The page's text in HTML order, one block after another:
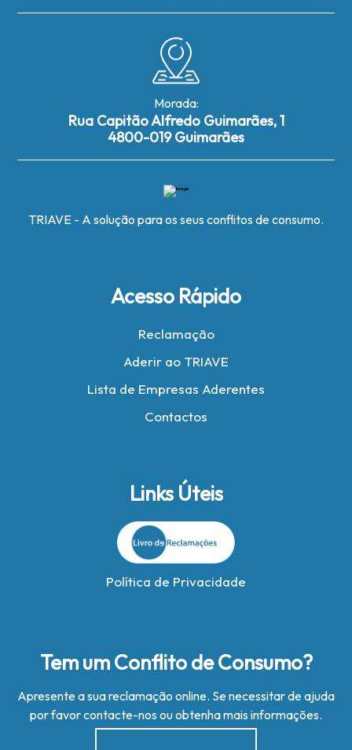
Morada:
Rua Capitão Alfredo Guimarães, 1
4800-019 Guimarães
TRIAVE - A solução para os seus conflitos de consumo.
Acesso Rápido
Reclamação
Aderir ao TRIAVE
Lista de Empresas Aderentes
Contactos
Links Úteis
Política de Privacidade
Tem um Conflito de Consumo?
Apresente a sua reclamação online. Se necessitar de ajuda
por favor contacte-nos ou obtenha mais informações.